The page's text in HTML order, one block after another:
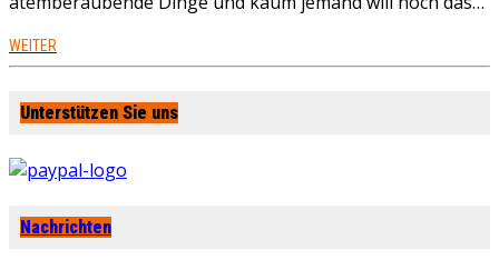
WEITER
Unterstützen Sie uns
Nachrichten